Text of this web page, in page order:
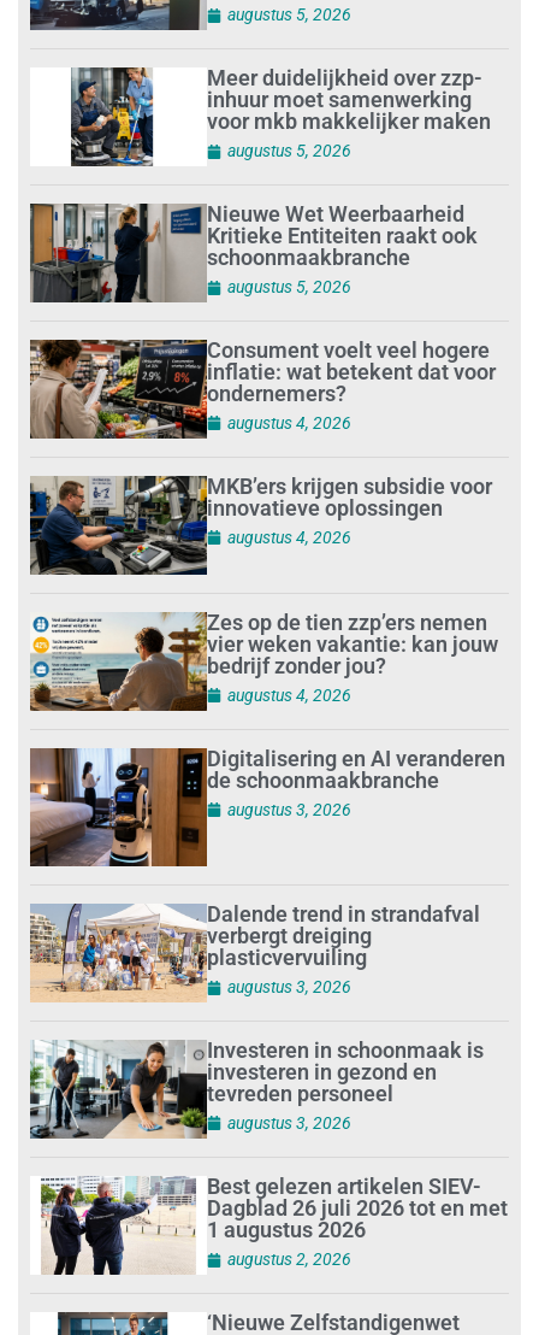
augustus 5, 2026
Meer duidelijkheid over zzp-
inhuur moet samenwerking
voor mkb makkelijker maken
augustus 5, 2026
Nieuwe Wet Weerbaarheid
Kritieke Entiteiten raakt ook
schoonmaakbranche
augustus 5, 2026
Consument voelt veel hogere
inflatie: wat betekent dat voor
ondernemers?
augustus 4, 2026
MKB’ers krijgen subsidie voor
innovatieve oplossingen
augustus 4, 2026
Zes op de tien zzp’ers nemen
vier weken vakantie: kan jouw
bedrijf zonder jou?
augustus 4, 2026
Digitalisering en AI veranderen
de schoonmaakbranche
augustus 3, 2026
Dalende trend in strandafval
verbergt dreiging
plasticvervuiling
augustus 3, 2026
Investeren in schoonmaak is
investeren in gezond en
tevreden personeel
augustus 3, 2026
Best gelezen artikelen SIEV-
Dagblad 26 juli 2026 tot en met
1 augustus 2026
augustus 2, 2026
‘Nieuwe Zelfstandigenwet